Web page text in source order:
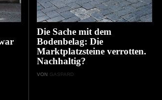
Die Sache mit dem
Bodenbelag: Die
Marktplatzsteine verrotten.
Nachhaltig?
VON GASPARD